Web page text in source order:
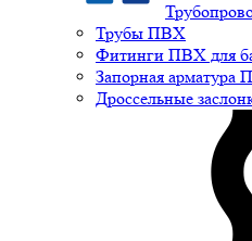
Трубы ПВХ
Фитинги ПВХ для
Запорная арматура
Дроссельные